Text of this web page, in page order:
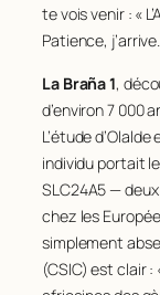
te vois venir : «
Patience,
La Braña 1,
d’environ 7 000
L’étude d’Olalde
individu portait
SLC24A5 —
chez les
simplement
(CSIC) est clair